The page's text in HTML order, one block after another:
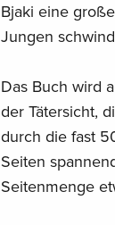
Bjaki eine
Jungen
Das Buch wird
der Tätersicht,
durch die fast
Seiten
Seitenmenge